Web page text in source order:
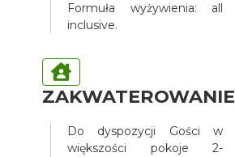
Formuła wyżywienia: all
inclusive.
ZAKWATEROWANIE
Do dyspozycji Gości w
większości pokoje 2-